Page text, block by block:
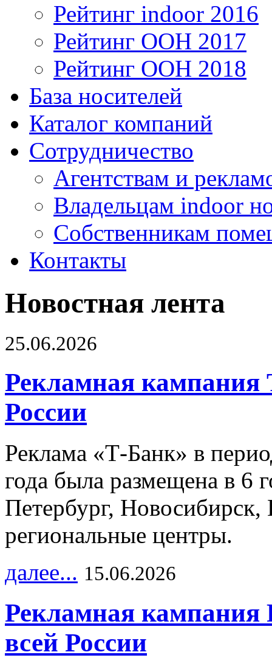
Рейтинг indoor 2016
Рейтинг OOH 2017
Рейтинг OOH 2018
База носителей
Каталог компаний
Сотрудничество
Агентствам и
Владельцам indoor
Собственникам
Контакты
Новостная лента
25.06.2026
Рекламная кампания
России
Реклама «Т-Банк» в
года была размещена в 6
Петербург,
региональные центры.
далее... 15.06.2026
Рекламная
всей России